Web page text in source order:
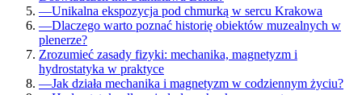
—Unikalna ekspozycja pod chmurką w sercu Krakowa
—Dlaczego warto poznać historię obiektów muzealnych w
plenerze?
Zrozumieć zasady fizyki: mechanika, magnetyzm i
hydrostatyka w praktyce
—Jak działa mechanika i magnetyzm w codziennym życiu?